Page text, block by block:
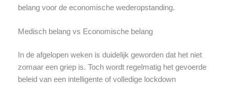
belang voor de economische wederopstanding.
Medisch belang vs Economische belang
In de afgelopen weken is duidelijk geworden dat het niet
zomaar een griep is. Toch wordt regelmatig het gevoerde
beleid van een intelligente of volledige lockdown